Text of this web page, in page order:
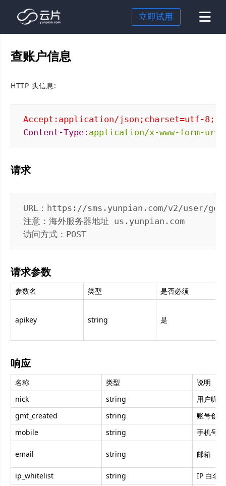
立即试用
语音验证码
餐饮行业
价格
查账户信息
HTTP 头信息:
Accept:application/json;charset=utf-8;
Content-Type: application/x-www-form-
请求
访问方式：POST
请求参数
参数名 类型 是否必须
apikey string 是
响应
名称 类型
说明
nick
string
用户昵称
gmt_created
string
账号创
mobile
string 手机号
email string 邮箱
ip_whitelist string
IP 白名